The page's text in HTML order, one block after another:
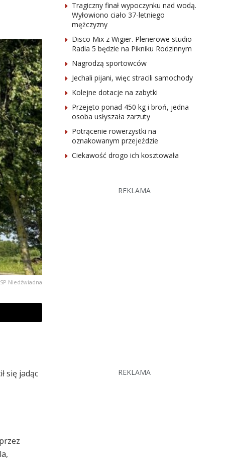
Niedźwiadna
się jadąc
Tragiczny finał wypoczynku nad wodą.
Wyłowiono ciało 37-letniego
mężczyzny
Disco Mix z Wigier. Plenerowe studio
Radia 5 będzie na Pikniku Rodzinnym
Nagrodzą sportowców
Jechali pijani, więc stracili samochody
Kolejne dotacje na zabytki
Przejęto ponad 450 kg i broń, jedna
osoba usłyszała zarzuty
Potrącenie rowerzystki na
oznakowanym przejeździe
Ciekawość drogo ich kosztowała
REKLAMA
REKLAMA